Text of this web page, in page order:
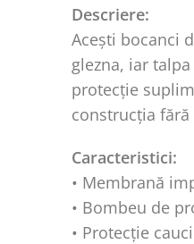
Descriere:
Acești bocanci
glezna, iar
protecție
construcția
Caracteristici:
• Membrană
• Bombeu de
• Protecție